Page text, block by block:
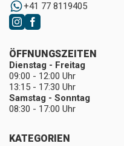
+41 77 8119405
KATEGORIEN
ÖFFNUNGSZEITEN
Dienstag - Freitag
09:00 - 12:00 Uhr
13:15 - 17:30 Uhr
Samstag - Sonntag
08:30 - 17:00 Uhr